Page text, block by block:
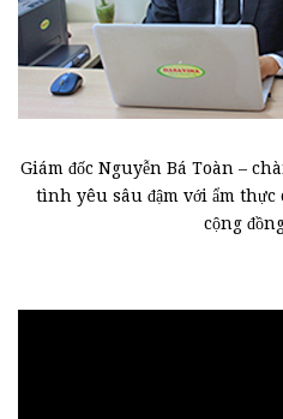
Giám đốc Nguyễn Bá Toàn –
tình yêu sâu đậm với ẩm thực
cộng